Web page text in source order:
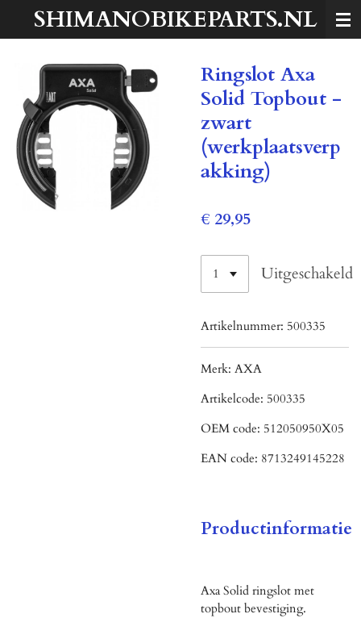
hoofdinhoud
SHIMANOBIKEPARTS.NL
Ringslot Axa
Solid Topbout -
zwart
(werkplaatsverp
akking)
€ 29,95
Uitgeschakeld
Artikelnummer: 500335
Merk: AXA
Artikelcode: 500335
OEM code: 512050950X05
EAN code: 8713249145228
Productinformatie
Axa Solid ringslot met
topbout bevestiging.